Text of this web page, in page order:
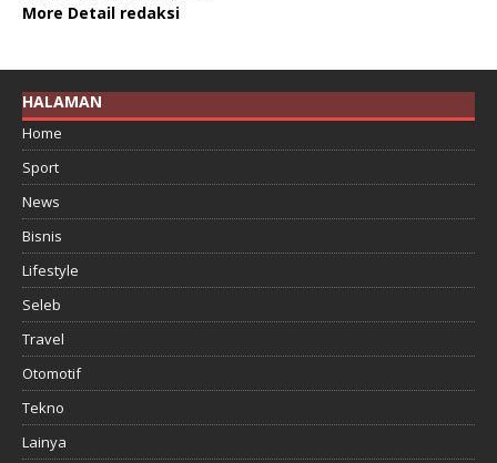
More Detail redaksi
HALAMAN
Home
Sport
News
Bisnis
Lifestyle
Seleb
Travel
Otomotif
Tekno
Lainya